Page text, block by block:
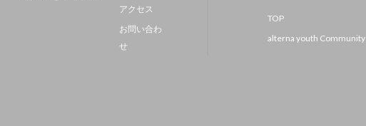
アクセス
お問い合わ
せ
TOP
alterna youth Community